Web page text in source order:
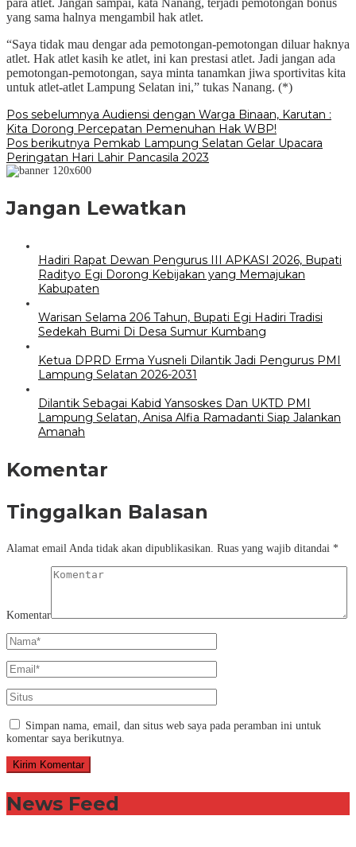
yang sama halnya mengambil hak atlet.
“Saya tidak mau dengar ada pemotongan-pemotongan diluar haknya
atlet. Hak atlet kasih ke atlet, ini kan prestasi atlet. Jadi jangan ada
pemotongan-pemotongan, saya minta tanamkan jiwa sportivitas kita
untuk atlet-atlet Lampung Selatan ini,” tukas Nanang. (*)
Navigasi
pos
Pos sebelumnya Audiensi dengan Warga Binaan, Karutan :
Kita Dorong Percepatan Pemenuhan Hak WBP!
Pos berikutnya Pemkab Lampung Selatan Gelar Upacara
Peringatan Hari Lahir Pancasila 2023
Jangan Lewatkan
Hadiri Rapat Dewan Pengurus III APKASI 2026, Bupati
Radityo Egi Dorong Kebijakan yang Memajukan
Kabupaten
Warisan Selama 206 Tahun, Bupati Egi Hadiri Tradisi
Sedekah Bumi Di Desa Sumur Kumbang
Ketua DPRD Erma Yusneli Dilantik Jadi Pengurus PMI
Lampung Selatan 2026-2031
Dilantik Sebagai Kabid Yansoskes Dan UKTD PMI
Lampung Selatan, Anisa Alfia Ramadanti Siap Jalankan
Amanah
Komentar
Tinggalkan Balasan
Alamat email Anda tidak akan dipublikasikan. Ruas yang wajib ditandai *
Komentar
Simpan nama, email, dan situs web saya pada peramban ini untuk
komentar saya berikutnya.
News Feed